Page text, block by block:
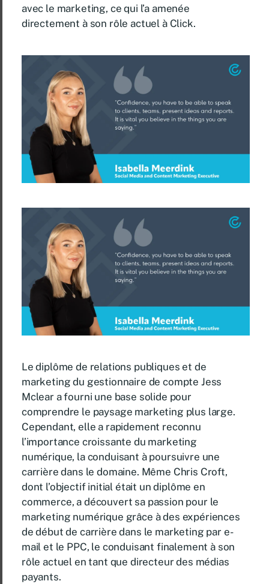
avec le marketing, ce qui l’a amenée
directement à son rôle actuel à Click.
Le diplôme de relations publiques et de
marketing du gestionnaire de compte Jess
Mclear a fourni une base solide pour
comprendre le paysage marketing plus large.
Cependant, elle a rapidement reconnu
l’importance croissante du marketing
numérique, la conduisant à poursuivre une
carrière dans le domaine. Même Chris Croft,
dont l’objectif initial était un diplôme en
commerce, a découvert sa passion pour le
marketing numérique grâce à des expériences
de début de carrière dans le marketing par e-
mail et le PPC, le conduisant finalement à son
rôle actuel en tant que directeur des médias
payants.